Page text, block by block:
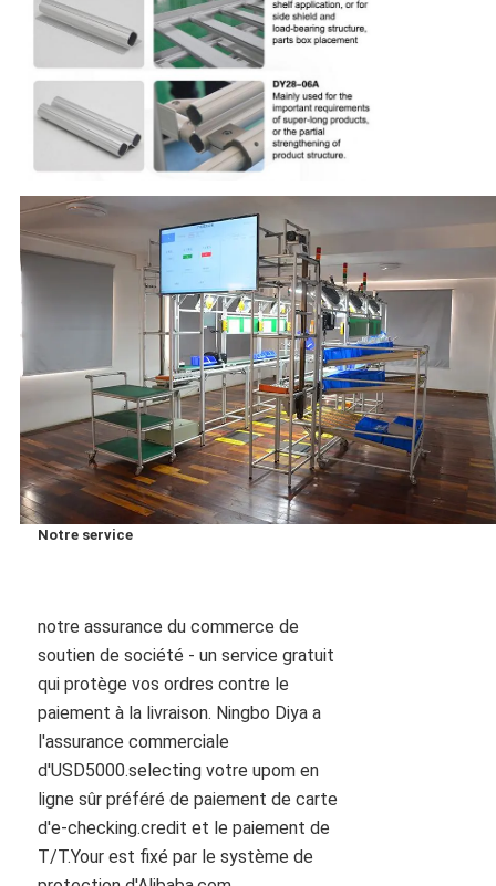
Notre service
notre assurance du commerce de
soutien de société - un service gratuit
qui protège vos ordres contre le
paiement à la livraison. Ningbo Diya a
l'assurance commerciale
d'USD5000.selecting votre upom en
ligne sûr préféré de paiement de carte
d'e-checking.credit et le paiement de
T/T.Your est fixé par le système de